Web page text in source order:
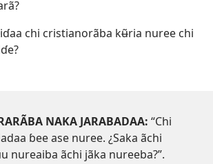
chi cristianorãba kʉ̃ria nuree chi
NAKA JARABADAA: “Chi
ɓee ase nuree. ¿Saka ãchi
nureaiba ãchi jãka nureeba?”.